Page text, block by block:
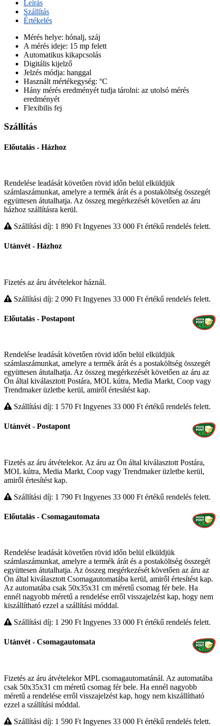
Leírás
Szállítás
Értékelés
Mérés helye: hónalj, száj
A mérés ideje: 15 mp felett
Automatikus kikapcsolás
Digitális kijelző
Jelzés módja: hanggal
Használt mértékegység: °C
Hány mérés eredményét tudja tárolni: az utolsó mérés
eredményét
Flexibilis fej
Szállítás
Előutalás - Házhoz
Rendelése leadását követően rövid időn belül elküldjük
számlaszámunkat, amelyre a termék árát és a postaköltség összegét
együttesen átutalhatja. Az összeg megérkezését követően az áru
házhoz szállításra kerül.
Szállítási díj: 1 890 Ft Ingyenes 33 000 Ft értékű rendelés felett.
Utánvét - Házhoz
Fizetés az áru átvételekor háznál.
Szállítási díj: 2 090 Ft Ingyenes 33 000 Ft értékű rendelés felett.
Előutalás - Postapont
Rendelése leadását követően rövid időn belül elküldjük
számlaszámunkat, amelyre a termék árát és a postaköltség összegét
együttesen átutalhatja. Az összeg megérkezését követően az áru az
Ön által kiválasztott Postára, MOL kútra, Media Markt, Coop vagy
Trendmaker üzletbe kerül, amiről értesítést kap.
Szállítási díj: 1 570 Ft Ingyenes 33 000 Ft értékű rendelés felett.
Utánvét - Postapont
Fizetés az áru átvételekor. Az áru az Ön által kiválasztott Postára,
MOL kútra, Media Markt, Coop vagy Trendmaker üzletbe kerül,
amiről értesítést kap.
Szállítási díj: 1 790 Ft Ingyenes 33 000 Ft értékű rendelés felett.
Előutalás - Csomagautomata
Rendelése leadását követően rövid időn belül elküldjük
számlaszámunkat, amelyre a termék árát és a postaköltség összegét
együttesen átutalhatja. Az összeg megérkezését követően az áru az
Ön által kiválasztott Csomagautomatába kerül, amiről értesítést kap.
Az automatába csak 50x35x31 cm méretű csomag fér bele. Ha
ennél nagyobb méretű a rendelése erről visszajelzést kap, hogy nem
kiszállítható ezzel a szállítási móddal.
Szállítási díj: 1 290 Ft Ingyenes 33 000 Ft értékű rendelés felett.
Utánvét - Csomagautomata
Fizetés az áru átvételekor MPL csomagautomatánál. Az automatába
csak 50x35x31 cm méretű csomag fér bele. Ha ennél nagyobb
méretű a rendelése erről visszajelzést kap, hogy nem kiszállítható
ezzel a szállítási móddal.
Szállítási díj: 1 590 Ft Ingyenes 33 000 Ft értékű rendelés felett.